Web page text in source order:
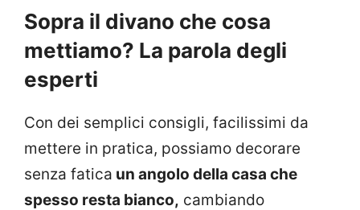
Sopra il divano che cosa
mettiamo? La parola degli
esperti
Con dei semplici consigli, facilissimi da
mettere in pratica, possiamo decorare
senza fatica un angolo della casa che
spesso resta bianco, cambiando